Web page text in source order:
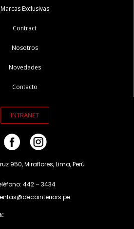
Marcas Exclusivas
Contract
Nosotros
Novedades
Contacto
INTRANET
950, Miraflores, Lima, Perú
442 – 3434